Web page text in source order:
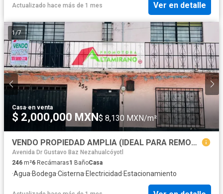
Actualizado hace más de 1 mes Ver en detalle
1/7
Casa·en venta
$ 2,000,000 MXN $ 8,130 MXN/m²
VENDO PROPIEDAD AMPLIA (IDEAL PARA REMODELAR)
Avenida Dr Gustavo Baz Nezahualcóyotl
246 m²6 Recámaras1 BañoCasa
·Agua·Bodega·Cisterna·Electricidad·Estacionamiento